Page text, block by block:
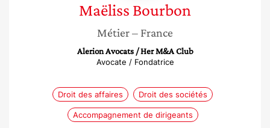
Maëliss Bourbon
Métier– France
Alerion Avocats / Her M&A Club
Avocate / Fondatrice
Droit des affaires Droit des sociétés
Accompagnement de dirigeants